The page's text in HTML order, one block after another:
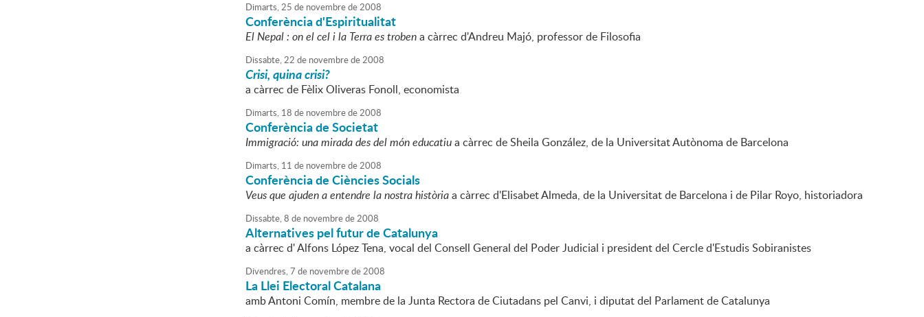
Dimarts,25 de novembrede2008
Conferència d'Espiritualitat
El Nepal : on el cel i la Terra es trobena càrrec d'Andreu Majó, professor de Filosofia
Dissabte,22 de novembrede2008
Crisi, quina crisi?
a càrrec de Fèlix Oliveras Fonoll, economista
Dimarts, 18 de novembrede2008
Conferència de Societat
Immigració: una mirada des del món educatiua càrrec de Sheila González, de la Universitat Autònoma de Barcelona
Dimarts, 11 de novembrede2008
Conferència de Ciències Socials
Veus que ajuden a entendre la nostra històriaa càrrec d'Elisabet Almeda, de la Universitat de Barcelona i de Pilar Royo, historiadora
Dissabte,8 de novembrede2008
Alternatives pel futur de Catalunya
a càrrec d' Alfons López Tena, vocal del Consell General del Poder Judicial i president del Cercle d'Estudis Sobiranistes
Divendres,7 de novembrede2008
La Llei Electoral Catalana
amb Antoni Comín, membre de la Junta Rectora de Ciutadans pel Canvi, i diputat del Parlament de Catalunya